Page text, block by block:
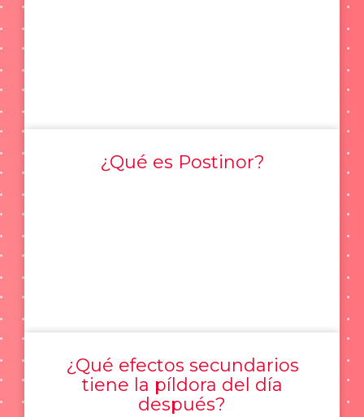
¿Qué es Postinor?
¿Qué efectos secundarios
tiene la píldora del día
después?